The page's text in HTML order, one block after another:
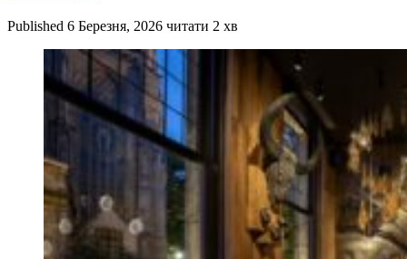
Published 6 Березня, 2026 читати 2 хв